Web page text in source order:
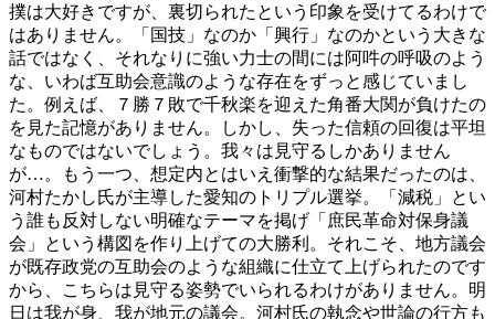
撲は大好きですが、裏切られたという印象を受けてるわけで
はありません。「国技」なのか「興行」なのかという大きな
話ではなく、それなりに強い力士の間には阿吽の呼吸のよう
な、いわば互助会意識のような存在をずっと感じていまし
た。例えば、７勝７敗で千秋楽を迎えた角番大関が負けたの
を見た記憶がありません。しかし、失った信頼の回復は平坦
なものではないでしょう。我々は見守るしかありません
が…。もう一つ、想定内とはいえ衝撃的な結果だったのは、
河村たかし氏が主導した愛知のトリプル選挙。「減税」とい
う誰も反対しない明確なテーマを掲げ「庶民革命対保身議
会」という構図を作り上げての大勝利。それこそ、地方議会
が既存政党の互助会のような組織に仕立て上げられたのです
から、こちらは見守る姿勢でいられるわけがありません。明
日は我が身、我が地元の議会。河村氏の執念や世論の行方も